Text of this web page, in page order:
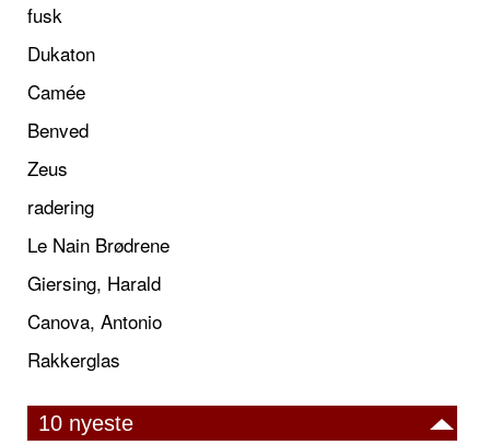
fusk
Dukaton
Camée
Benved
Zeus
radering
Le Nain Brødrene
Giersing, Harald
Canova, Antonio
Rakkerglas
10 nyeste